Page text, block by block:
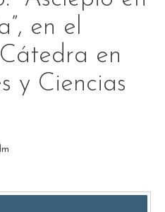
en el
en
y Ciencias